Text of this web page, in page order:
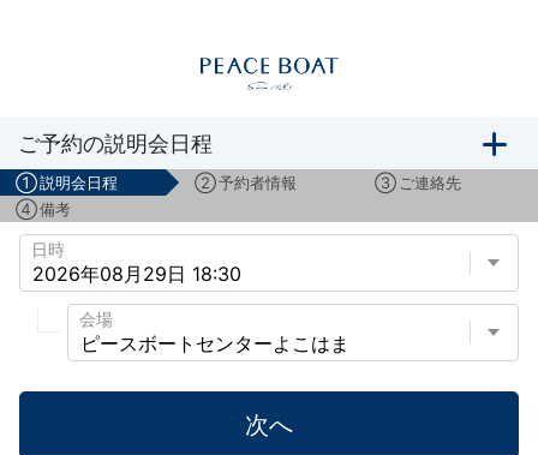
ボランティアスタッフ募集説明会のご予約
ご予約の説明会日程
①説明会日程 ②予約者情報 ③ ご連絡先
④備考
日時
会場
次へ